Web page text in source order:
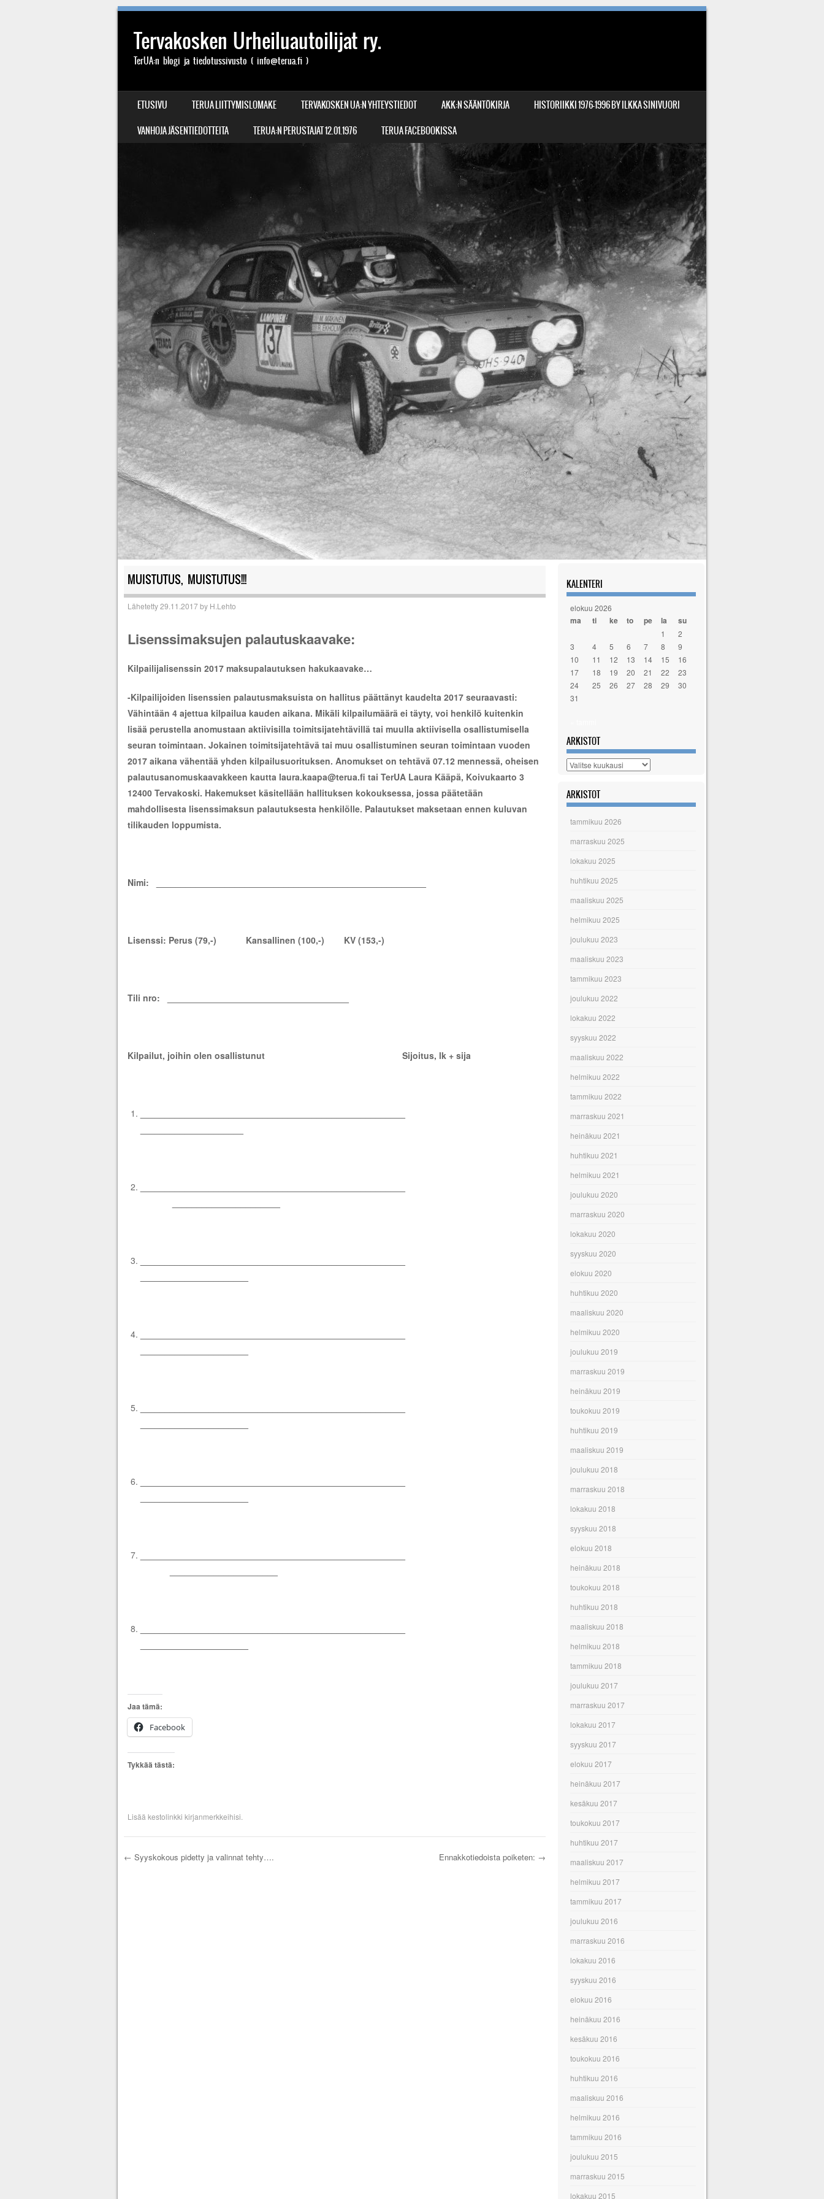
Tervakosken Urheiluautoilijat ry.
TerUA:n blogi ja tiedotussivusto ( info@terua.fi )
VALIKKO
SIIRRY SISÄLTÖÖN
ETUSIVU TERUA LIITTYMISLOMAKE TERVAKOSKEN UA:N YHTEYSTIEDOT AKK:N SÄÄNTÖKIRJA
HISTORIIKKI 1976-1996 BY ILKKA SINIVUORI
VANHOJA JÄSENTIEDOTTEITA
TERUA:N PERUSTAJAT 12.01.1976 TERUA FACEBOOKISSA
MUISTUTUS, MUISTUTUS!!!
Lähetetty29.11.2017by H.Lehto
Lisenssimaksujen palautuskaavake:
Kilpailijalisenssin 2017 maksupalautuksen hakukaavake…
-Kilpailijoiden lisenssien palautusmaksuista on hallitus päättänyt kaudelta 2017 seuraavasti:
Vähintään 4 ajettua kilpailua kauden aikana. Mikäli kilpailumäärä ei täyty, voi henkilö kuitenkin
lisää perustella anomustaan aktiivisilla toimitsijatehtävillä tai muulla aktiivisella osallistumisella
seuran toimintaan. Jokainen toimitsijatehtävä tai muu osallistuminen seuran toimintaan vuoden
2017 aikana vähentää yhden kilpailusuorituksen. Anomukset on tehtävä 07.12 mennessä, oheisen
palautusanomuskaavakkeen kautta laura.kaapa@terua.fi tai TerUA Laura Kääpä, Koivukaarto 3
12400 Tervakoski. Hakemukset käsitellään hallituksen kokouksessa, jossa päätetään
mahdollisesta lisenssimaksun palautuksesta henkilölle. Palautukset maksetaan ennen kuluvan
tilikauden loppumista.
Nimi: _______________________________________________________
Lisenssi: Perus (79,-) Kansallinen (100,-) KV (153,-)
Tili nro: _____________________________________
Kilpailut, joihin olen osallistunut Sijoitus, lk + sija
Jaa tämä:
Facebook
Tykkää tästä:
Lisää kestolinkki kirjanmerkkeihisi.
← Syyskokous pidetty ja valinnat tehty…. Ennakkotiedoista poiketen: →
KALENTERI
elokuu 2026
ma ti ke to pe la su
1
2
3
4 5 6 7 8
9
10
11 12 13 14 15
16
17
18 19 20 21 22
23
24
25 26 27 28 29
30
31
ARKISTOT
Arkistot
ARKISTOT
tammikuu 2026
marraskuu 2025
lokakuu 2025
huhtikuu 2025
maaliskuu 2025
helmikuu 2025
joulukuu 2023
maaliskuu 2023
tammikuu 2023
joulukuu 2022
lokakuu 2022
syyskuu 2022
maaliskuu 2022
helmikuu 2022
tammikuu 2022
marraskuu 2021
heinäkuu 2021
huhtikuu 2021
helmikuu 2021
joulukuu 2020
marraskuu 2020
lokakuu 2020
syyskuu 2020
elokuu 2020
huhtikuu 2020
maaliskuu 2020
helmikuu 2020
joulukuu 2019
marraskuu 2019
heinäkuu 2019
toukokuu 2019
huhtikuu 2019
maaliskuu 2019
joulukuu 2018
marraskuu 2018
lokakuu 2018
syyskuu 2018
elokuu 2018
heinäkuu 2018
toukokuu 2018
huhtikuu 2018
maaliskuu 2018
helmikuu 2018
tammikuu 2018
joulukuu 2017
marraskuu 2017
lokakuu 2017
syyskuu 2017
elokuu 2017
heinäkuu 2017
kesäkuu 2017
toukokuu 2017
huhtikuu 2017
maaliskuu 2017
helmikuu 2017
tammikuu 2017
joulukuu 2016
marraskuu 2016
lokakuu 2016
syyskuu 2016
elokuu 2016
heinäkuu 2016
kesäkuu 2016
toukokuu 2016
huhtikuu 2016
maaliskuu 2016
helmikuu 2016
tammikuu 2016
joulukuu 2015
marraskuu 2015
lokakuu 2015